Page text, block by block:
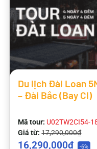
Du lịch Đài Loan
– Đài Bắc (Bay CI)
Mã tour: U02TW2CI54-
Giá từ:17,290,000₫
16,290,000₫ -6%